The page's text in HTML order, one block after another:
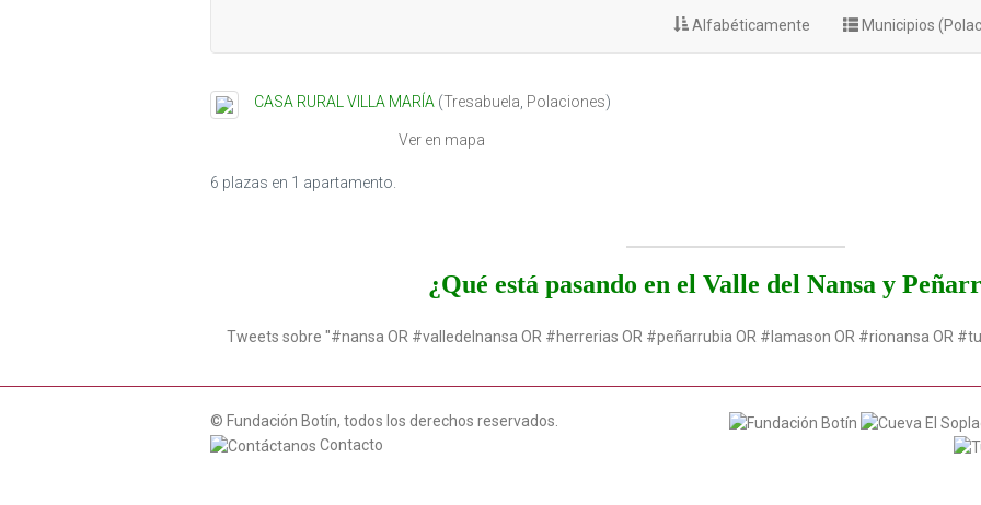
Alfabéticamente Municipios
CASA RURAL VILLA MARÍA (Tresabuela Polaciones)
Ver en mapa
6 plazas en 1 apartamento.
¿Qué está pasando en el Valle del Nansa y
Tweets sobre "#nansa OR #valledelnansa OR #herrerias OR #peñarrubia OR #lamason OR #rionansa OR
© Fundación Botín, todos los derechos reservados.
Contacto